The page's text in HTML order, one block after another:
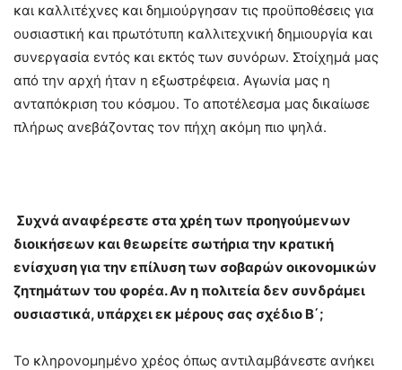
και καλλιτέχνες και δημιούργησαν τις προϋποθέσεις για
ουσιαστική και πρωτότυπη καλλιτεχνική δημιουργία και
συνεργασία εντός και εκτός των συνόρων. Στοίχημά μας
από την αρχή ήταν η εξωστρέφεια. Αγωνία μας η
ανταπόκριση του κόσμου. Το αποτέλεσμα μας δικαίωσε
πλήρως ανεβάζοντας τον πήχη ακόμη πιο ψηλά.
Συχνά αναφέρεστε στα χρέη των προηγούμενων
διοικήσεων και θεωρείτε σωτήρια την κρατική
ενίσχυση για την επίλυση των σοβαρών οικονομικών
ζητημάτων του φορέα. Αν η πολιτεία δεν συνδράμει
ουσιαστικά, υπάρχει εκ μέρους σας σχέδιο Β΄;
Το κληρονομημένο χρέος όπως αντιλαμβάνεστε ανήκει